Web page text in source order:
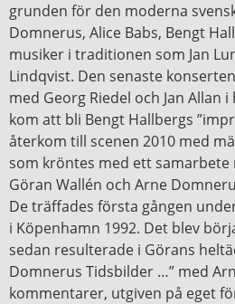
grunden för den moderna
Domnerus, Alice Babs, Bengt
musiker i traditionen som Jan
Lindqvist. Den senaste
med Georg Riedel och Jan Allan
kom att bli Bengt Hallbergs
återkom till scenen 2010 med
som kröntes med ett samarbete
Göran Wallén och Arne
De träffades första gången
i Köpenhamn 1992. Det blev
sedan resulterade i Görans
Domnerus Tidsbilder …” med
kommentarer, utgiven på eget